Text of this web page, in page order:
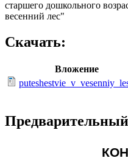
старшего дошкольного
весенний лес"
Скачать:
Вложение